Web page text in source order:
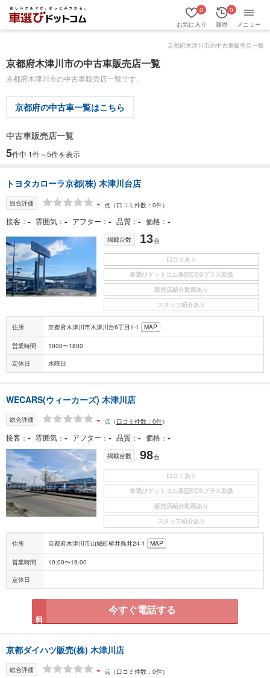
お気に入り
0
履歴
0
メニュー
京都府木津川市の中古車販売店一覧
京都府木津川市の中古車販売店一覧
京都府木津川市の中古車販売店一覧です。
京都府の中古車一覧はこちら
中古車販売店一覧
5件中 1件～5件を表示
トヨタカローラ京都(株) 木津川台店
総合評価 - 点 （口コミ件数：0件）
接客 - 雰囲気 - アフター - 品質 - 価格 -
掲載台数 13台
口コミあり
車選びドットコム保証EGSプラス取扱
販売店紹介動画あり
スタッフ紹介あり
住所 京都府木津川市木津川台6丁目1-1 MAP
営業時間 1000〜1800
定休日 水曜日
WECARS(ウィーカーズ) 木津川店
総合評価 - 点 （口コミ件数：0件）
接客 - 雰囲気 - アフター - 品質 - 価格 -
掲載台数 98台
口コミあり
車選びドットコム保証EGSプラス取扱
販売店紹介動画あり
スタッフ紹介あり
住所 京都府木津川市山城町椿井鳥井24-1 MAP
営業時間 10:00〜19:00
定休日
今すぐ電話する
京都ダイハツ販売(株) 木津川店
総合評価 - 点 （口コミ件数：0件）